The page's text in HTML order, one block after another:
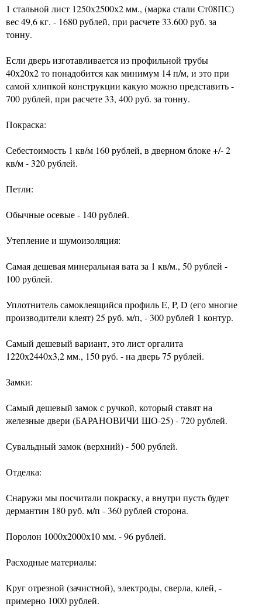
1 стальной лист 1250х2500х2 мм., (марка стали Ст08ПС)
вес 49,6 кг. - 1680 рублей, при расчете 33.600 руб. за
тонну.
Если дверь изготавливается из профильной трубы
40х20х2 то понадобится как минимум 14 п/м, и это при
самой хлипкой конструкции какую можно представить -
700 рублей, при расчете 33, 400 руб. за тонну.
Покраска:
Себестоимость 1 кв/м 160 рублей, в дверном блоке +/- 2
кв/м - 320 рублей.
Петли:
Обычные осевые - 140 рублей.
Утепление и шумоизоляция:
Самая дешевая минеральная вата за 1 кв/м., 50 рублей -
100 рублей.
Уплотнитель самоклеящийся профиль E, P, D (его многие
производители клеят) 25 руб. м/п, - 300 рублей 1 контур.
Самый дешевый вариант, это лист оргалита
1220х2440х3,2 мм., 150 руб. - на дверь 75 рублей.
Замки:
Самый дешевый замок с ручкой, который ставят на
железные двери (БАРАНОВИЧИ ШО-25) - 720 рублей.
Сувальдный замок (верхний) - 500 рублей.
Отделка:
Снаружи мы посчитали покраску, а внутри пусть будет
дермантин 180 руб. м/п - 360 рублей сторона.
Поролон 1000х2000х10 мм. - 96 рублей.
Расходные материалы:
Круг отрезной (зачистной), электроды, сверла, клей, -
примерно 1000 рублей.